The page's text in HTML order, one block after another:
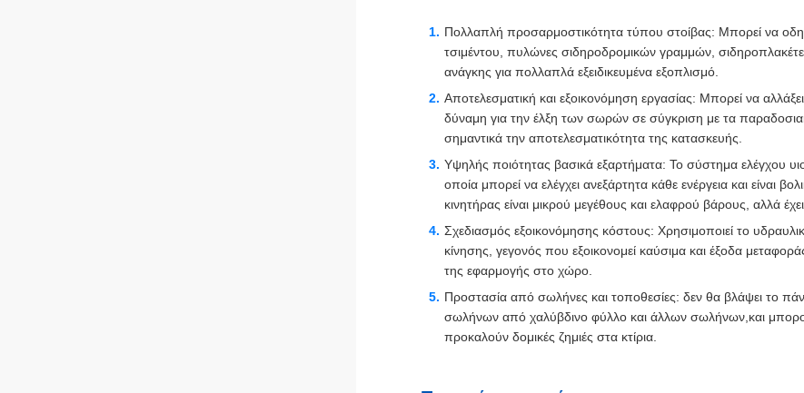
Πολλαπλή προσαρμοστικότητα τύπου στοίβας: Μπορεί να
τσιμέντου, πυλώνες σιδηροδρομικών γραμμών,
ανάγκης για πολλαπλά εξειδικευμένα εξοπλισμό.
Αποτελεσματική και εξοικονόμηση εργασίας: Μπορεί να αλλάξει
δύναμη για την έλξη των σωρών σε σύγκριση με τα
σημαντικά την αποτελεσματικότητα της κατασκευής.
Υψηλής ποιότητας βασικά εξαρτήματα: Το σύστημα ελέγχου
οποία μπορεί να ελέγχει ανεξάρτητα κάθε ενέργεια και είναι
κινητήρας είναι μικρού μεγέθους και ελαφρού βάρους, αλλά
Σχεδιασμός εξοικονόμησης κόστους: Χρησιμοποιεί το
κίνησης, γεγονός που εξοικονομεί καύσιμα και έξοδα
της εφαρμογής στο χώρο.
Προστασία από σωλήνες και τοποθεσίες: δεν θα βλάψει το
σωλήνων από χαλύβδινο φύλλο και άλλων σωλήνων,και
προκαλούν δομικές ζημιές στα κτίρια.